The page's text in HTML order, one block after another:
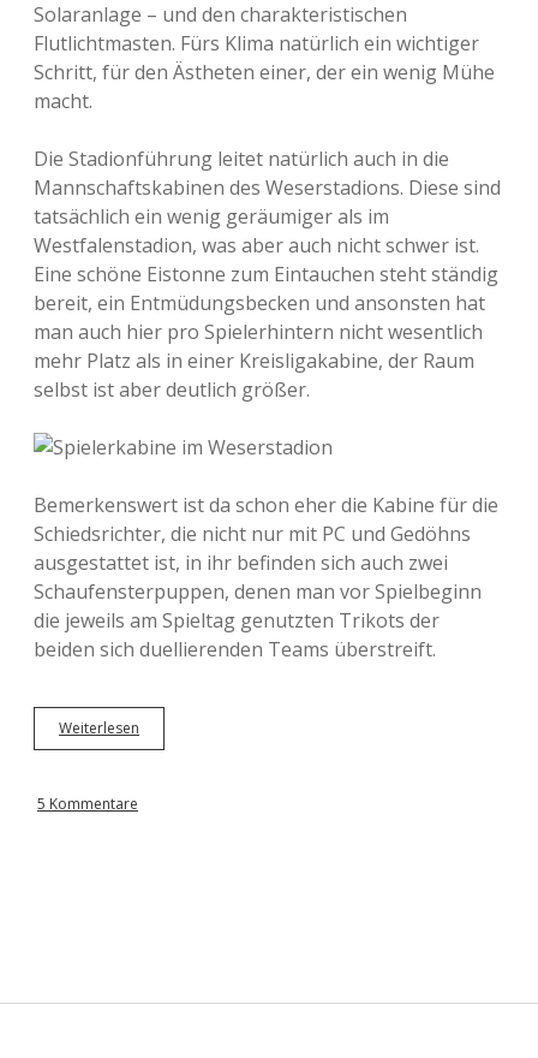
Solaranlage – und den charakteristischen
Flutlichtmasten. Fürs Klima natürlich ein wichtiger
Schritt, für den Ästheten einer, der ein wenig Mühe
macht.
Die Stadionführung leitet natürlich auch in die
Mannschaftskabinen des Weserstadions. Diese sind
tatsächlich ein wenig geräumiger als im
Westfalenstadion, was aber auch nicht schwer ist.
Eine schöne Eistonne zum Eintauchen steht ständig
bereit, ein Entmüdungsbecken und ansonsten hat
man auch hier pro Spielerhintern nicht wesentlich
mehr Platz als in einer Kreisligakabine, der Raum
selbst ist aber deutlich größer.
Bemerkenswert ist da schon eher die Kabine für die
Schiedsrichter, die nicht nur mit PC und Gedöhns
ausgestattet ist, in ihr befinden sich auch zwei
Schaufensterpuppen, denen man vor Spielbeginn
die jeweils am Spieltag genutzten Trikots der
beiden sich duellierenden Teams überstreift.
Weiterlesen
u
s
5 Kommentare